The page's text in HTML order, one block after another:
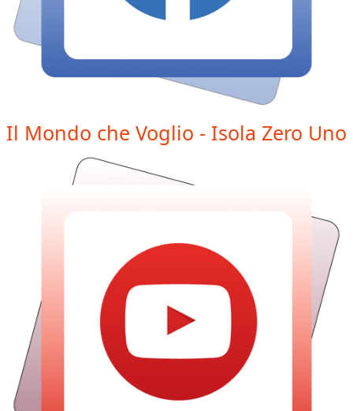
Il Mondo che Voglio - Isola Zero Uno